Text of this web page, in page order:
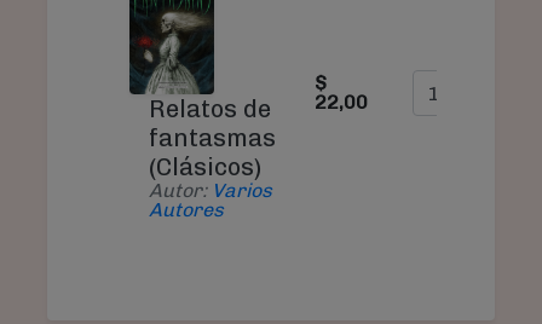
Relatos de
fantasmas
(Clásicos)
Autor: Varios
Autores
$
22,00